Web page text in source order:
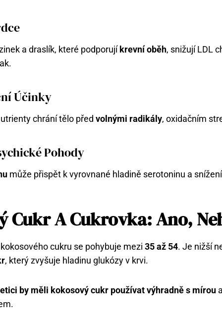
a draslík, které podporujíkrevní oběh, snižují LDL
Účinky
chrání tělo před volnými radikály, oxidačním
Pohody
může přispět k vyrovnané hladině serotoninu a
Cukr A Cukrovka: Ano,
cukru se pohybuje mezi 35 až 54. Je nižší
, který zvyšuje hladinu glukózy v krvi.
by měli kokosový cukr používat výhradně s mírou